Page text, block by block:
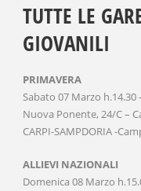
TUTTE LE
GIOVANILI
PRIMAVERA
Sabato 07 Marzo h.14.30
Nuova Ponente, 24/C –
CARPI-SAMPDORIA -
ALLIEVI NAZIONALI
Domenica 08 Marzo